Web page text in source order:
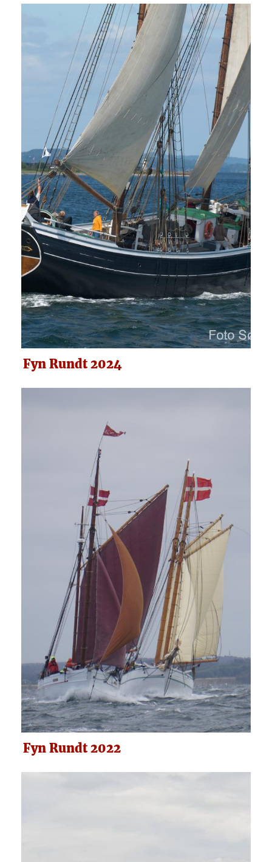
Fyn Rundt 2024
Fyn Rundt 2022